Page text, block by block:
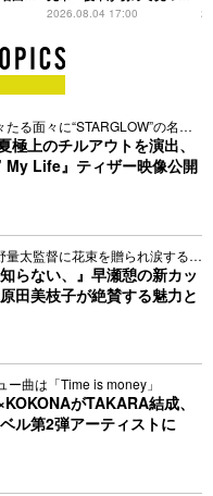
を獲得。同年7月には、
「P.S.」をリリース。自
た。さらに同月、自身初
させる。さらに同年9月
は、主人公 英子のメイ
し、楽曲提供を行った。
スパイアソング「With」
映画『デッドデッドデ
は、主人公の小山門出
めたanoと互いにフィー
、“ano feat. 幾田りら
ano「青春謳歌」”を配
めざましどようび』テ
月には、ABEMAオリジ
主題歌を担当し、新曲
の映画『パリピ孔明 THE
Sing along!!!」を書き下
る。
た互いの共通点とは
2026.08.04 17:00
る面々に“STARGLOW”の名前
極上のチルアウトを演出、
My Life』ティザー映像公開
量太監督に花束を贈られ涙する姿
らない、』早瀬憩の新カッ
田美枝子が絶賛する魅力と
曲は「Time is money」
がTAKARA結成、
ル第2弾アーティストに